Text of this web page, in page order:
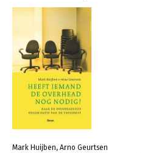
Mark Huijben, Arno Geurtsen